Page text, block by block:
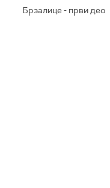
Брзалице - први део